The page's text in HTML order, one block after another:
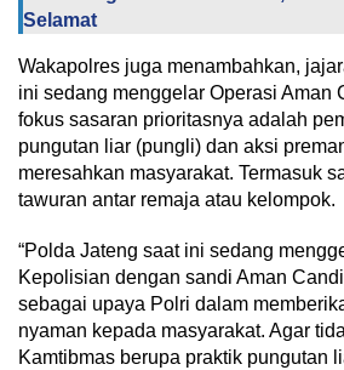
Selamat
Wakapolres juga menambahkan,
ini sedang menggelar Operasi Aman
fokus sasaran prioritasnya adalah
pungutan liar (pungli) dan aksi
meresahkan masyarakat. Termasuk
tawuran antar remaja atau kelompok.
“Polda Jateng saat ini sedang
Kepolisian dengan sandi Aman
sebagai upaya Polri dalam
nyaman kepada masyarakat. Agar
Kamtibmas berupa praktik pungutan